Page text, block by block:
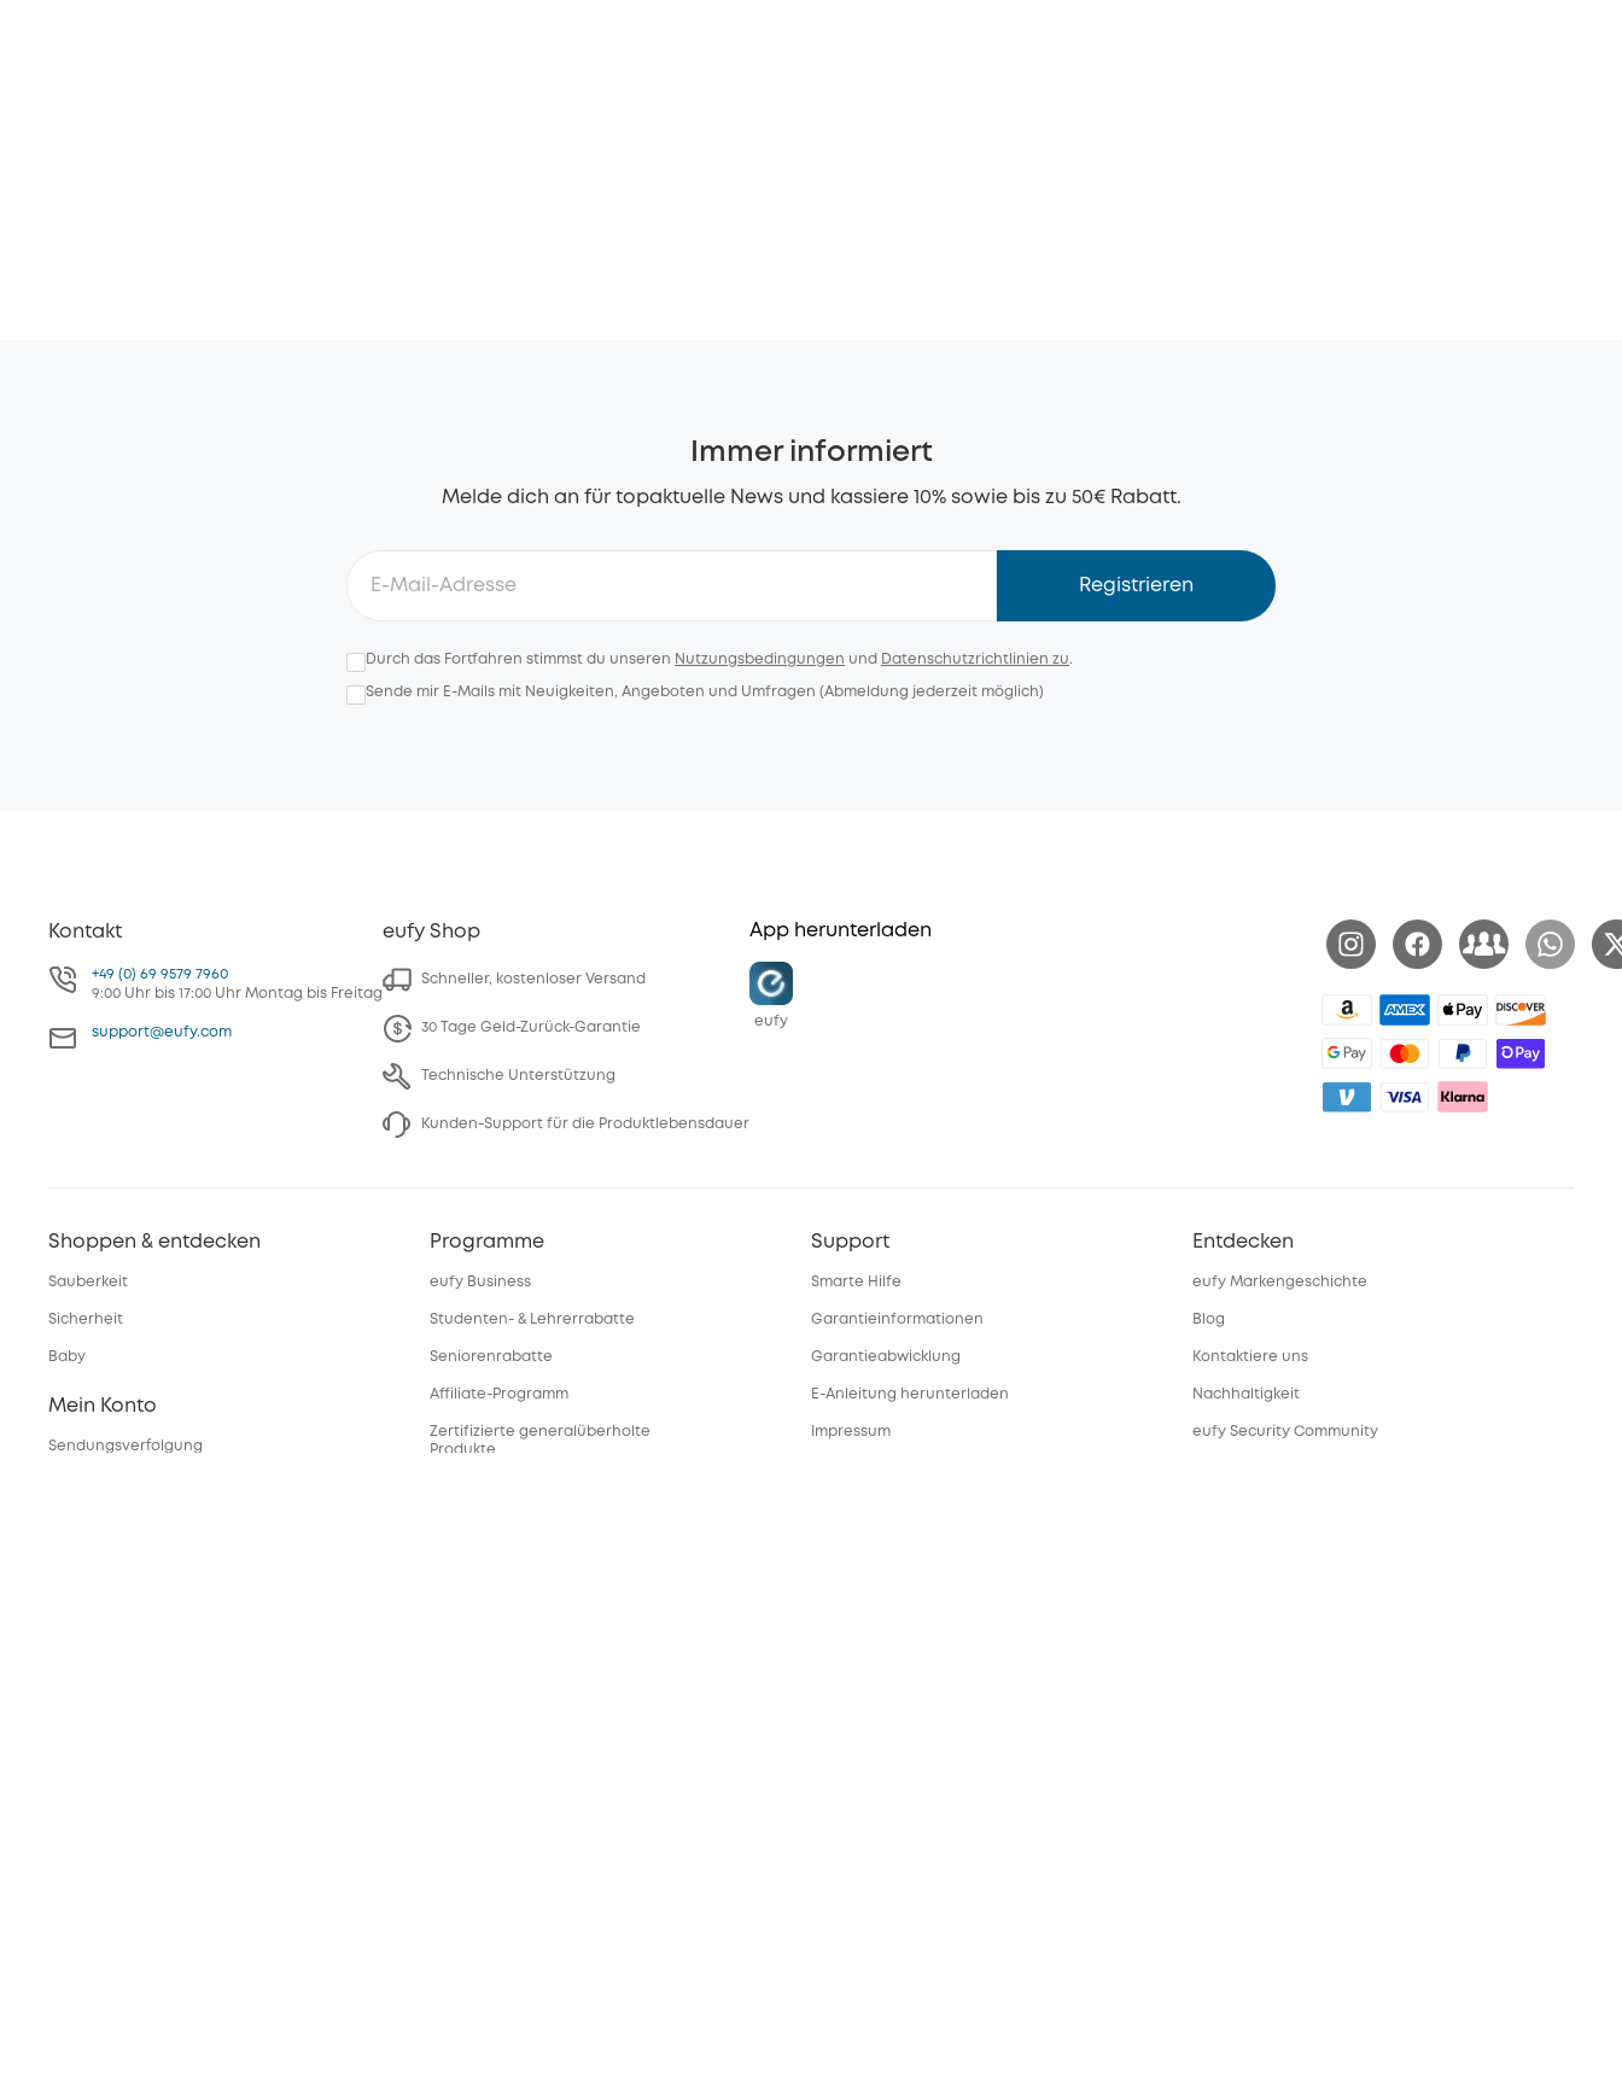
Immer informiert
Melde dich an für topaktuelle News und kassiere 10% sowie bis zu 50€ Rabatt.
Registrieren
Durch das Fortfahren stimmst du unseren Nutzungsbedingungen und Datenschutzrichtlinien zu.
Sende mir E-Mails mit Neuigkeiten, Angeboten und Umfragen (Abmeldung jederzeit möglich)
Kontakt
+49 (0) 69 9579 7960
9:00 Uhr bis 17:00 Uhr Montag bis Freitag
support@eufy.com
eufy Shop
Schneller, kostenloser Versand
30 Tage Geld-Zurück-Garantie
Technische Unterstützung
Kunden-Support für die Produktlebensdauer
App herunterladen
eufy
Shoppen & entdecken
Sauberkeit
Sicherheit
Baby
Mein Konto
Sendungsverfolgung
Programme
eufy Business
Studenten- & Lehrerrabatte
Seniorenrabatte
Affiliate-Programm
Zertifizierte generalüberholte
Produkte
Support
Smarte Hilfe
Garantieinformationen
Garantieabwicklung
E-Anleitung herunterladen
Impressum
Entdecken
eufy Markengeschichte
Blog
Kontaktiere uns
Nachhaltigkeit
eufy Security Community